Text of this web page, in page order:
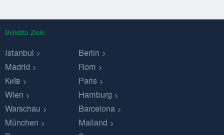
Beliebte Ziele
Istanbul
Berlin
Madrid
Rom
Київ
Paris
Wien
Hamburg
Warschau
Barcelona
München
Mailand